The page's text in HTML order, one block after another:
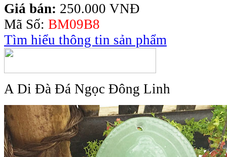
Giá bán: 250.000 VNĐ
Mã Số: BM09B8
Tìm hiểu thông tin sản phẩm
A Di Đà Đá Ngọc Đông Linh